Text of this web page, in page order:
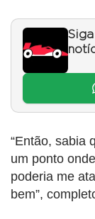
“Então, sabia
um ponto
poderia me
bem”,